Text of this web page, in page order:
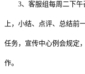
3、客服组每周二下午
上，小结、点评、总结前
任务，宣传中心例会规定
作。